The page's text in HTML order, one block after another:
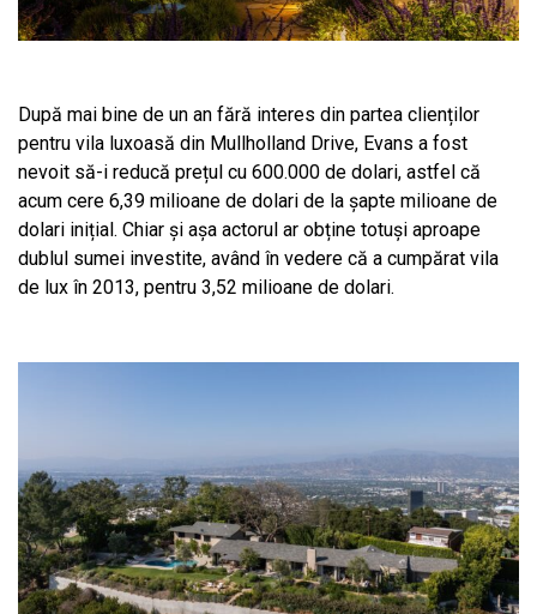
După mai bine de un an fără interes din partea clienților
pentru vila luxoasă din Mullholland Drive, Evans a fost
nevoit să-i reducă prețul cu 600.000 de dolari, astfel că
acum cere 6,39 milioane de dolari de la șapte milioane de
dolari inițial. Chiar și așa actorul ar obține totuși aproape
dublul sumei investite, având în vedere că a cumpărat vila
de lux în 2013, pentru 3,52 milioane de dolari.